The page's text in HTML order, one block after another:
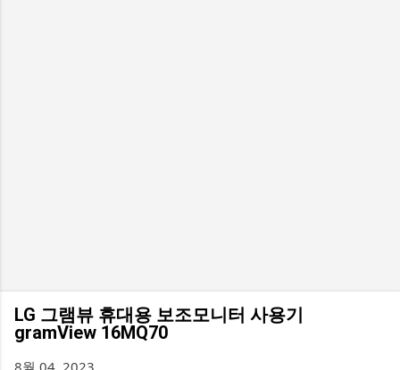
LG 그램뷰 휴대용 보조모니터 사용기
gramView 16MQ70
8월 04, 2023